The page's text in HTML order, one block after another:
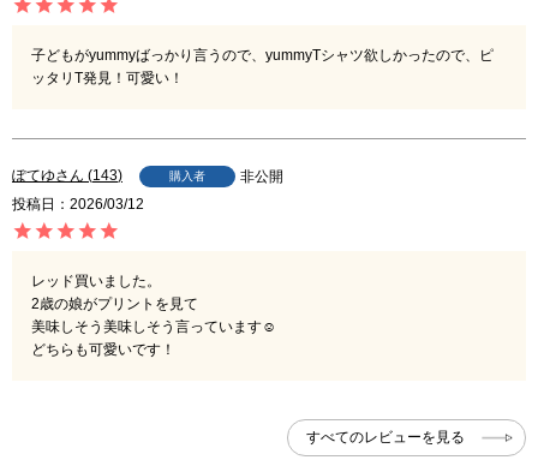
子どもがyummyばっかり言うので、yummyTシャツ欲しかったので、ピ
ッタリT発見！可愛い！
ぽてゆ 143 購入者
非公開
投稿日
2026/03/12
レッド買いました。
2歳の娘がプリントを見て
美味しそう美味しそう言っています☺︎
どちらも可愛いです！
すべてのレビューを見る